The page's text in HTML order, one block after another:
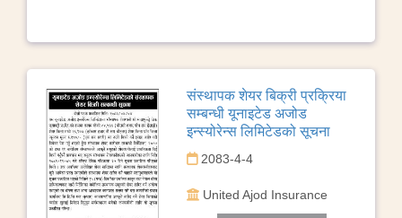
संस्थापक शेयर बिक्री प्रक्रिया
सम्बन्धी यूनाइटेड अजोड
इन्स्योरेन्स लिमिटेडको सूचना
2083-4-4
United Ajod Insurance